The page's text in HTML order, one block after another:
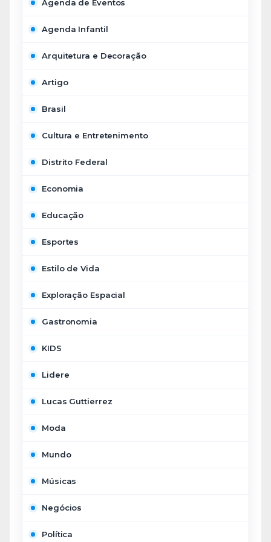
Agenda de Eventos
Agenda Infantil
Arquitetura e Decoração
Artigo
Brasil
Cultura e Entretenimento
Distrito Federal
Economia
Educação
Esportes
Estilo de Vida
Exploração Espacial
Gastronomia
KIDS
Lidere
Lucas Guttierrez
Moda
Mundo
Músicas
Negócios
Política